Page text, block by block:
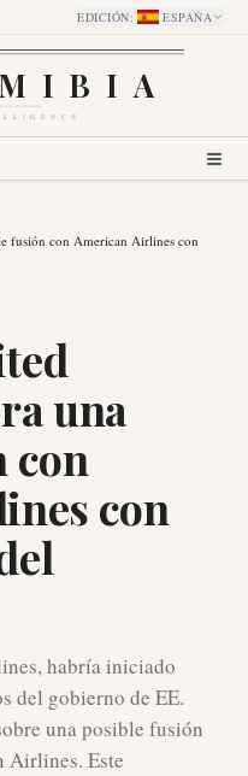
EDICIÓN: ESPAÑA
fusión con American Airlines con
una
con
con
habría iniciado
del gobierno de EE.
una posible fusión
Airlines. Este